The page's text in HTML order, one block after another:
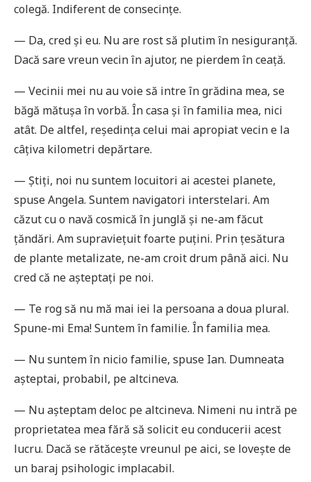
colegă. Indiferent de consecințe.
— Da, cred și eu. Nu are rost să plutim în nesiguranță.
Dacă sare vreun vecin în ajutor, ne pierdem în ceață.
— Vecinii mei nu au voie să intre în grădina mea, se
băgă mă­tușa în vorbă. În casa și în familia mea, nici
atât. De altfel, reșe­dința celui mai apropiat vecin e la
câțiva kilometri depărtare.
— Știți, noi nu suntem locuitori ai acestei planete,
spuse Angela. Suntem navigatori interstelari. Am
căzut cu o navă cosmică în junglă și ne-am făcut
țăndări. Am supraviețuit foarte puțini. Prin țesătura
de plante metalizate, ne-am croit drum până aici. Nu
cred că ne așteptați pe noi.
— Te rog să nu mă mai iei la persoana a doua plural.
Spune-mi Ema! Suntem în familie. În familia mea.
— Nu suntem în nicio familie, spuse Ian. Dumneata
așteptai, probabil, pe altcineva.
— Nu așteptam deloc pe altcineva. Nimeni nu intră pe
proprietatea mea fără să solicit eu conducerii acest
lucru. Dacă se rătăcește vreunul pe aici, se lovește de
un baraj psihologic implacabil.